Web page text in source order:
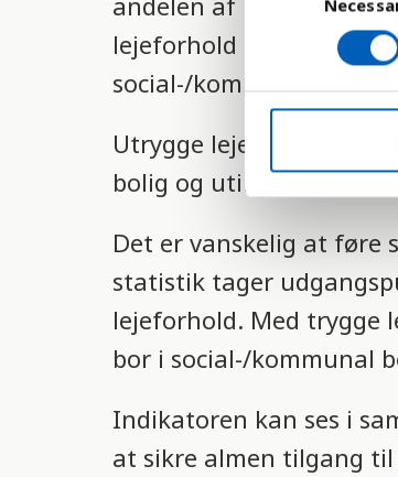
t
e
e
t
o
n
lejeforhold menes
social-/kommunal bolig.
Utrygge lejeforhold,
bolig og utilstrækkelig
Det er vanskelig at føre
statistik tager
lejeforhold. Med trygge
bor i social-/kommunal
Indikatoren kan ses i
at sikre almen tilgang